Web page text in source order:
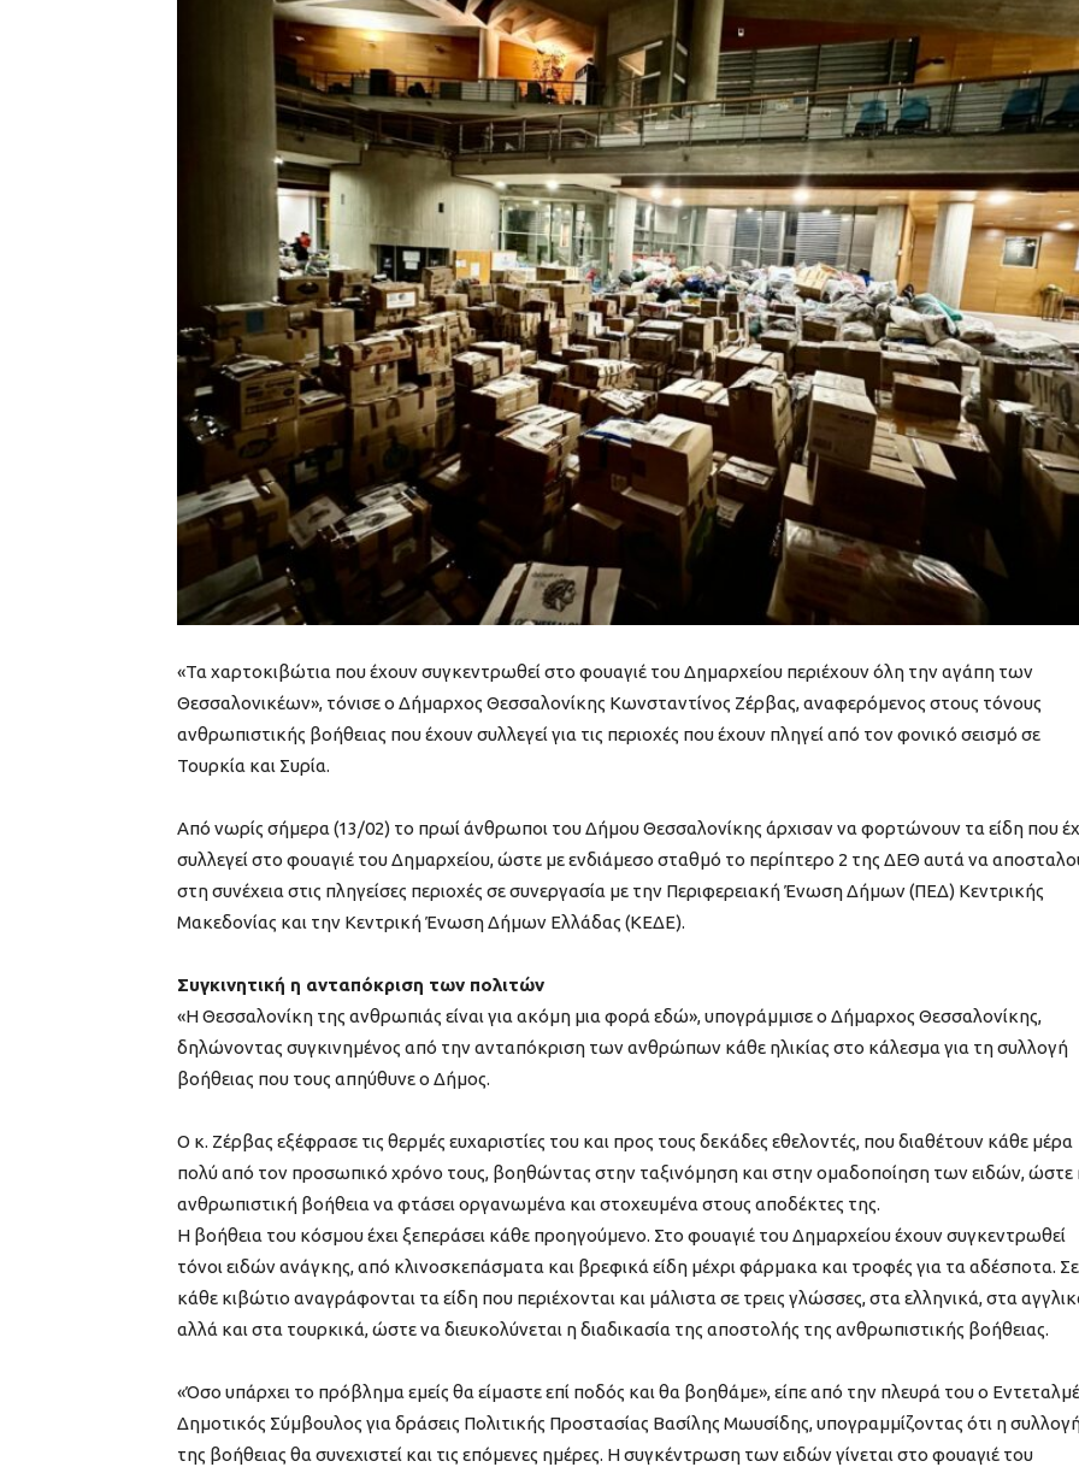
«Τα χαρτοκιβώτια που έχουν συγκεντρωθεί στο φουαγιέ του Δημαρχείου περιέχουν όλη την αγάπη των
Θεσσαλονικέων», τόνισε ο Δήμαρχος Θεσσαλονίκης Κωνσταντίνος Ζέρβας, αναφερόμενος στους τόνους
ανθρωπιστικής βοήθειας που έχουν συλλεγεί για τις περιοχές που έχουν πληγεί από τον φονικό σεισμό σε
Τουρκία και Συρία.
Από νωρίς σήμερα (13/02) το πρωί άνθρωποι του Δήμου Θεσσαλονίκης άρχισαν να φορτώνουν τα είδη που
συλλεγεί στο φουαγιέ του Δημαρχείου, ώστε με ενδιάμεσο σταθμό το περίπτερο 2 της ΔΕΘ αυτά να
στη συνέχεια στις πληγείσες περιοχές σε συνεργασία με την Περιφερειακή Ένωση Δήμων (ΠΕΔ) Κεντρικής
Μακεδονίας και την Κεντρική Ένωση Δήμων Ελλάδας (ΚΕΔΕ).
Συγκινητική η ανταπόκριση των πολιτών
«Η Θεσσαλονίκη της ανθρωπιάς είναι για ακόμη μια φορά εδώ», υπογράμμισε ο Δήμαρχος Θεσσαλονίκης,
δηλώνοντας συγκινημένος από την ανταπόκριση των ανθρώπων κάθε ηλικίας στο κάλεσμα για τη συλλογή
βοήθειας που τους απηύθυνε ο Δήμος.
Ο κ. Ζέρβας εξέφρασε τις θερμές ευχαριστίες του και προς τους δεκάδες εθελοντές, που διαθέτουν κάθε μέρα
πολύ από τον προσωπικό χρόνο τους, βοηθώντας στην ταξινόμηση και στην ομαδοποίηση των ειδών, ώστε
ανθρωπιστική βοήθεια να φτάσει οργανωμένα και στοχευμένα στους αποδέκτες της.
Η βοήθεια του κόσμου έχει ξεπεράσει κάθε προηγούμενο. Στο φουαγιέ του Δημαρχείου έχουν συγκεντρωθεί
τόνοι ειδών ανάγκης, από κλινοσκεπάσματα και βρεφικά είδη μέχρι φάρμακα και τροφές για τα αδέσποτα. Σε
κάθε κιβώτιο αναγράφονται τα είδη που περιέχονται και μάλιστα σε τρεις γλώσσες, στα ελληνικά, στα
αλλά και στα τουρκικά, ώστε να διευκολύνεται η διαδικασία της αποστολής της ανθρωπιστικής βοήθειας.
«Όσο υπάρχει το πρόβλημα εμείς θα είμαστε επί ποδός και θα βοηθάμε», είπε από την πλευρά του ο
Δημοτικός Σύμβουλος για δράσεις Πολιτικής Προστασίας Βασίλης Μωυσίδης, υπογραμμίζοντας ότι η
της βοήθειας θα συνεχιστεί και τις επόμενες ημέρες. Η συγκέντρωση των ειδών γίνεται στο φουαγιέ του